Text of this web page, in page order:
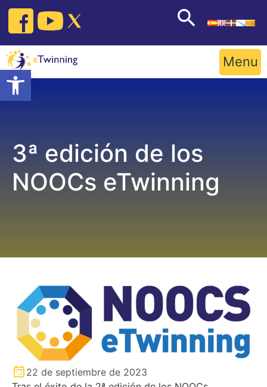
Open toolbar
Skip
content
Menu
3ª edición de los
NOOCs eTwinning
22 de septiembre de 2023